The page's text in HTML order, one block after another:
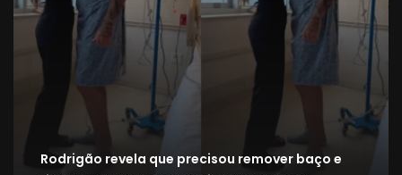
Rodrigão revela que precisou remover baço e